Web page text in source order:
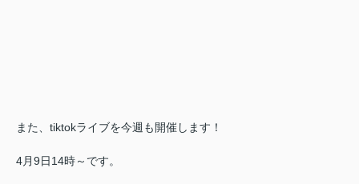
また、tiktokライブを今週も開催します！
4月9日14時～です。